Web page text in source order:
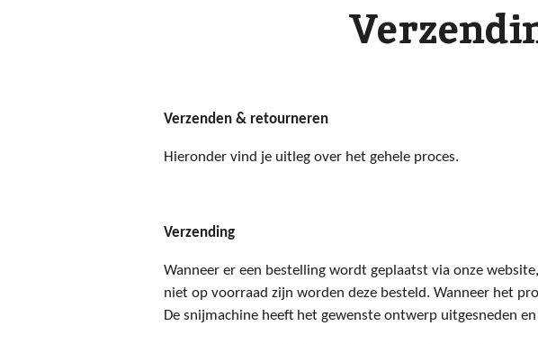
Verzenden & retourneren
Hieronder vind je uitleg over het gehele proces.
Verzending
Wanneer er een bestelling wordt geplaatst via onze
niet op voorraad zijn worden deze besteld. Wanneer het
De snijmachine heeft het gewenste ontwerp uitgesneden